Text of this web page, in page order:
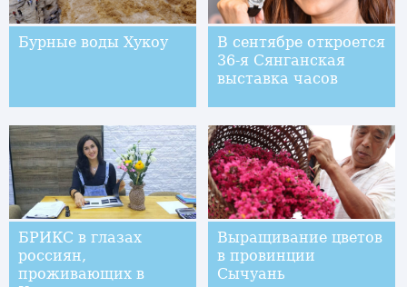
Бурные воды Хукоу
В сентябре откроется
36-я Сянганская
выставка часов
БРИКС в глазах
россиян,
проживающих в
Выращивание цветов
в провинции
Сычуань